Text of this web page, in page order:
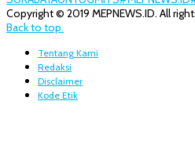
Copyright © 2019 MEPNEWS.ID. All
Back to top.
Tentang Kami
Redaksi
Disclaimer
Kode Etik